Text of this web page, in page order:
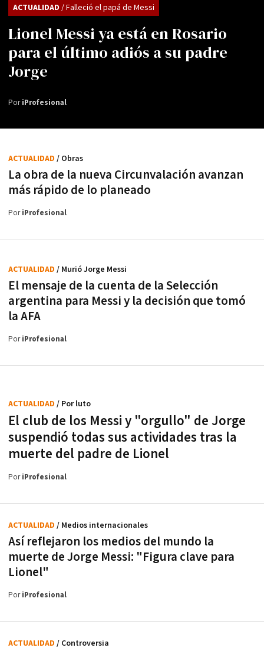
Lionel Messi ya está en Rosario
para el último adiós a su padre
Jorge
ACTUALIDAD / Falleció el papá de Messi
PoriProfesional
La obra de la nueva Circunvalación avanzan
más rápido de lo planeado
ACTUALIDAD / Obras
PoriProfesional
El mensaje de la cuenta de la Selección
argentina para Messi y la decisión que tomó
la AFA
ACTUALIDAD / Murió Jorge Messi
PoriProfesional
El club de los Messi y "orgullo" de Jorge
suspendió todas sus actividades tras la
muerte del padre de Lionel
ACTUALIDAD / Por luto
PoriProfesional
Así reflejaron los medios del mundo la
muerte de Jorge Messi: "Figura clave para
Lionel"
ACTUALIDAD / Medios internacionales
PoriProfesional
ACTUALIDAD / Controversia